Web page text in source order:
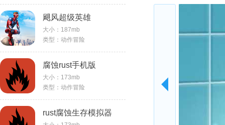
飓风超级英雄
大小：187mb
类型：动作冒险
腐蚀rust手机版
大小：173mb
类型：动作冒险
rust腐蚀生存模拟器